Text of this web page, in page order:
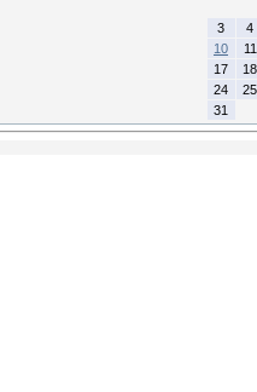
3
4
10
11
17
18
24
25
31